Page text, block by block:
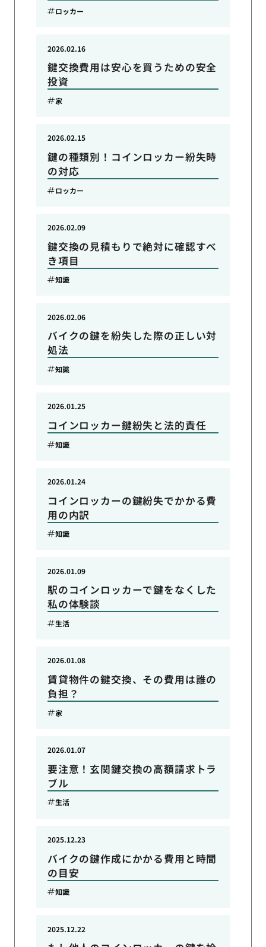
ロッカー
鍵交換費用は安心を買うための安全
投資
2026.02.16
家
鍵の種類別！コインロッカー紛失時
の対応
2026.02.15
ロッカー
鍵交換の見積もりで絶対に確認すべ
き項目
2026.02.09
知識
バイクの鍵を紛失した際の正しい対
処法
2026.02.06
知識
コインロッカー鍵紛失と法的責任
2026.01.25
知識
コインロッカーの鍵紛失でかかる費
用の内訳
2026.01.24
知識
駅のコインロッカーで鍵をなくした
私の体験談
2026.01.09
生活
賃貸物件の鍵交換、その費用は誰の
負担？
2026.01.08
家
要注意！玄関鍵交換の高額請求トラ
ブル
2026.01.07
生活
バイクの鍵作成にかかる費用と時間
の目安
2025.12.23
知識
2025.12.22